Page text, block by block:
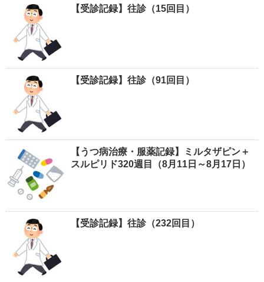
【受診記録】往診（15回目）
【受診記録】往診（91回目）
【うつ病治療・服薬記録】ミルタザピン＋
スルピリド320週目（8月11日～8月17日）
【受診記録】往診（232回目）